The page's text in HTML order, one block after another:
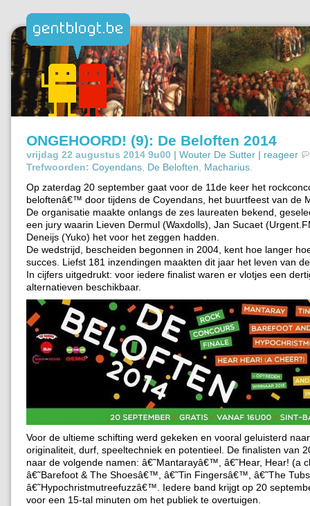
ONGEHOORD! (9): De Beloften 2014
vrijdag 22 augustus 2014 9u00 | Wouter De Sutter | reageer
Trefwoorden: Coyendans De Beloften Macharius
Op zaterdag 20 september gaat voor de 11de keer het
beloftenâ€™ door tijdens de Coyendans, het buurtfeest van de
De organisatie maakte onlangs de zes laureaten bekend,
een jury waarin Lieven Dermul (Waxdolls), Jan Sucaet
Deneijs (Yuko) het voor het zeggen hadden.
De wedstrijd, bescheiden begonnen in 2004, kent hoe langer
succes. Liefst 181 inzendingen maakten dit jaar het leven van
In cijfers uitgedrukt: voor iedere finalist waren er vlotjes een
alternatieven beschikbaar.
Voor de ultieme schifting werd gekeken en vooral geluisterd
originaliteit, durf, speeltechniek en potentieel. De finalisten van
naar de volgende namen: â€˜Mantarayâ€™, â€˜Hear, Hear! (a
â€˜Barefoot & The Shoesâ€™, â€˜Tin Fingersâ€™, â€˜The
â€˜Hypochristmutreefuzzâ€™. Iedere band krijgt op 20
voor een 15-tal minuten om het publiek te overtuigen.